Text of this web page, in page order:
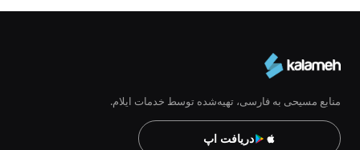
منابع مسیحی به فارسی، تهیه‌شده توسط خدمات ایلام.
دریافت اپ